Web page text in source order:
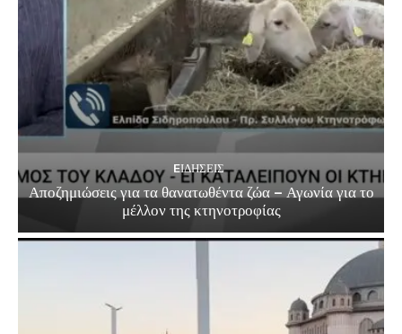
EΙΔΗΣΕΙΣ
Αποζημιώσεις για τα θανατωθέντα ζώα – Αγωνία για το
μέλλον της κτηνοτροφίας